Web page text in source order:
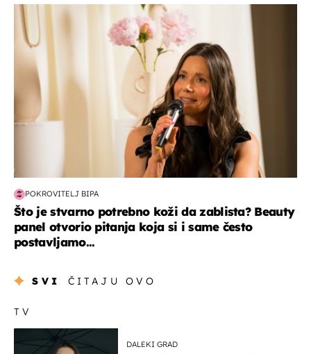
moda & ljepota
POKROVITELJ BIPA
Što je stvarno potrebno koži da zablista? Beauty
panel otvorio pitanja koja si i same često
postavljamo...
SVI ČITAJU OVO
TV
DALEKI GRAD